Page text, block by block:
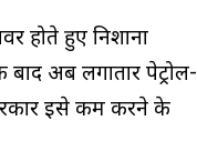
होते हुए निशाना
अब लगातार पेट्रोल-
इसे कम करने के